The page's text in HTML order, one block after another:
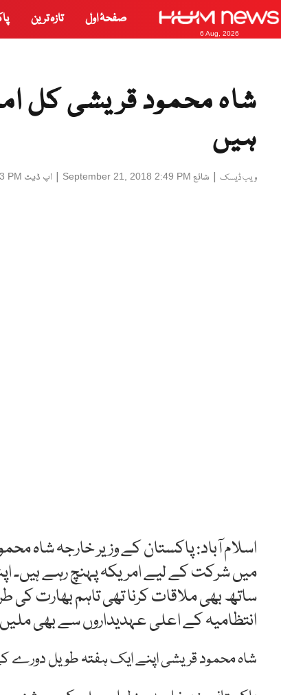
6 Aug, 2026
صفحۂ اول تازہ ترین
شاہ محمود قریشی کل
ہیں
ویب ڈیسک | شائع September 21, 2018 2:49 PM
| اپ ڈیٹ PM
اسلام آباد: پاکستان کے وزیر خارجہ شاہ
میں شرکت کے لیے امریکہ پہنچ رہے ہیں۔
ساتھ بھی ملاقات کرنا تھی تاہم بھارت
انتظامیہ کے اعلی عہدیداروں سے بھی
شاہ محمود قریشی اپنے ایک ہفتہ طویل دورے